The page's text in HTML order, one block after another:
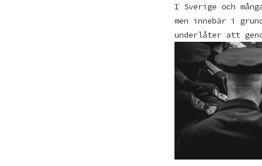
I Sverige och
men innebär i
underlåter att